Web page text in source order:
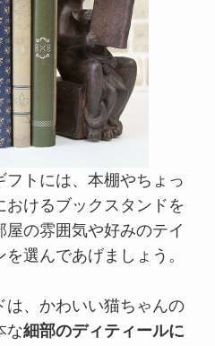
トには、本棚やちょっ
おけるブックスタンドを
の雰囲気や好みのテイ
選んであげましょう。
は、かわいい猫ちゃんの
な細部のディティールに